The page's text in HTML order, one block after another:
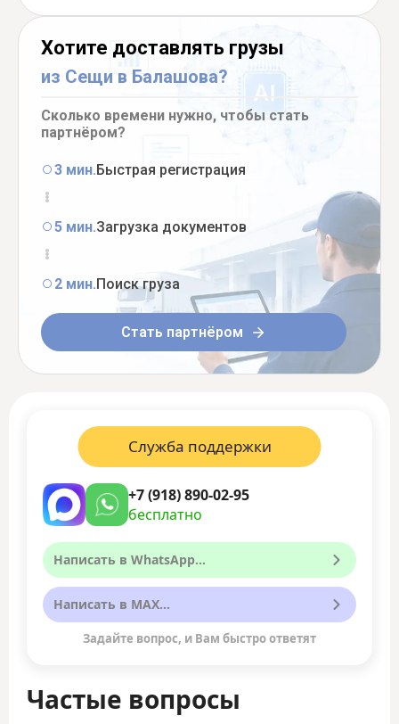
Хотите доставлять грузы
из Сещи в Балашова?
Сколько времени нужно, чтобы стать
партнёром?
3 мин.Быстрая регистрация
5 мин.Загрузка документов
2 мин.Поиск груза
Стать партнёром
Частые вопросы
Служба поддержки
+7 (918) 890-02-95
бесплатно
Написать в WhatsApp...
Написать в MAX...
Задайте вопрос, и Вам быстро ответят